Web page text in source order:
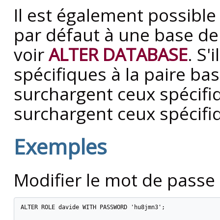
Il est également
par défaut à une base
voirALTER DATABASE.
spécifiques à la paire
surchargent ceux
surchargent ceux
Exemples
Modifier le mot de
ALTER ROLE davide WITH PASSWORD 'hu8jmn3';